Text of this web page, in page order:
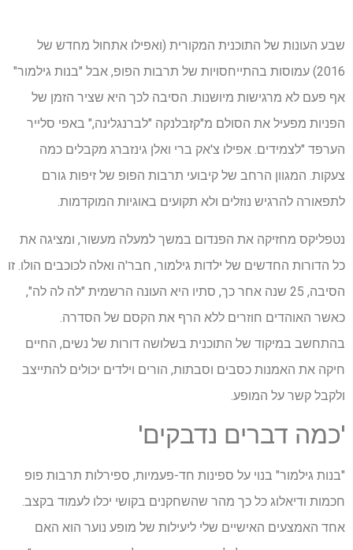
שבע העונות של התוכנית המקורית (ואפילו אתחול מחדש של
2016) עמוסות בהתייחסויות של תרבות הפופ, אבל "בנות גילמור"
אף פעם לא מרגישות מיושנות. הסיבה לכך היא שציר הזמן של
הפניות מפעיל את הסולם מ"קזבלנקה "לברנגלינה," באפי סלייר
הערפד "לצמידים. אפילו צ'אק ברי ואלן גינזברג מקבלים כמה
צעקות. המגוון הרחב של קיבועי תרבות הפופ של זיפות גורם
לתפאורה להרגיש נוזלים ולא תקועים באוגיות המוקדמות.
נטפליקס מחזיקה את הפנדום במשך למעלה מעשור, ומציגה את
כל הדורות החדשים של ילדות גילמור, חבר'ה ואלה לכוכבים הולו. זו
הסיבה, 25 שנה אחר כך, סתיו היא העונה הרשמית "לה לה לה",
כאשר האוהדים חוזרים ללא הרף את הקסם של הסדרה.
בהתחשב במיקוד של התוכנית בשלושה דורות של נשים, החיים
חיקה את האמנות כסבים וסבתות, הורים וילדים יכולים להתייצב
ולקבל קשר על המופע.
'כמה דברים נדבקים'
"בנות גילמור" בנוי על ספינות חד-פעמיות, ספירלות תרבות פופ
חכמות ודיאלוג כל כך מהר שהשחקנים בקושי יכלו לעמוד בקצב.
אחד האמצעים האישיים שלי ליעילות של מופע נוער הוא האם